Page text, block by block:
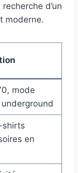
d’un
moderne.
mode
shirts
en